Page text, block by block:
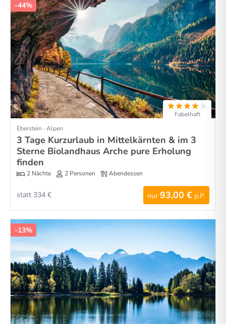
-44%
Fabelhaft
Eberstein · Alpen
3 Tage Kurzurlaub in Mittelkärnten & im 3
Sterne Biolandhaus Arche pure Erholung
finden
2 Nächte 2 Personen Abendessen
nur 93,00 € p.P.
statt 334 €
-13%